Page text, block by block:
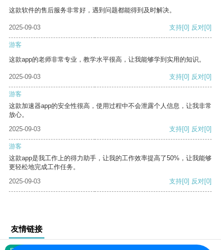
这款软件的售后服务非常好，遇到问题都能得到及时解决。
2025-09-03 支持[0] 反对[0]
游客
这款app的老师非常专业，教学水平很高，让我能够学到实用的知识。
2025-09-03 支持[0] 反对[0]
游客
这款加速器app的安全性很高，使用过程中不会泄露个人信息，让我非常
放心。
2025-09-03
支持[0] 反对[0]
游客
这款app是我工作上的得力助手，让我的工作效率提高了50%，让我能够
更轻松地完成工作任务。
2025-09-03
支持[0] 反对[0]
友情链接